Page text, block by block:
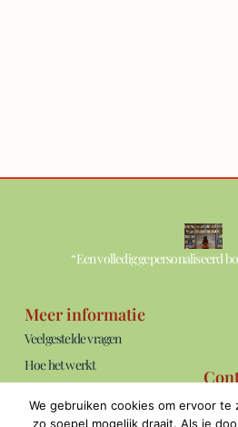
“Een volledig gepersonaliseerd
Meer informatie
Veelgestelde vragen
Hoe het werkt
Blog
We gebruiken cookies om ervoor
zo soepel mogelijk draait. Als je